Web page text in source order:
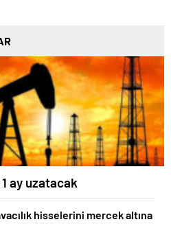
ay uzatacak
hisselerini mercek altına